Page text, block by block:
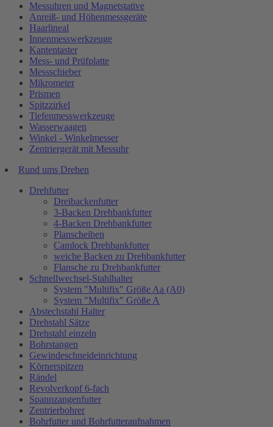
Messuhren und Magnetstative
Anreiß- und Höhenmessgeräte
Haarlineal
Innenmesswerkzeuge
Kantentaster
Mess- und Prüfplatte
Messschieber
Mikrometer
Prismen
Spitzzirkel
Tiefenmesswerkzeuge
Wasserwaagen
Winkel - Winkelmesser
Zentriergerät mit Messuhr
Rund ums Drehen
Drehfutter
Dreibackenfutter
3-Backen Drehbankfutter
4-Backen Drehbankfutter
Planscheiben
Camlock Drehbankfutter
weiche Backen zu Drehbankfutter
Flansche zu Drehbankfutter
Schnellwechsel-Stahlhalter
System "Multifix" Größe Aa (A0)
System "Multifix" Größe A
Abstechstahl Halter
Drehstahl Sätze
Drehstahl einzeln
Bohrstangen
Gewindeschneideinrichtung
Körnerspitzen
Rändel
Revolverkopf 6-fach
Spannzangenfutter
Zentrierbohrer
Bohrfutter und Bohrfutteraufnahmen